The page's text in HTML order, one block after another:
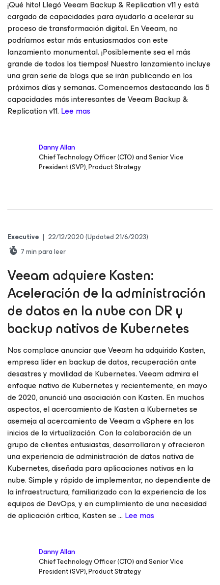
¡Qué hito! Llegó Veeam Backup & Replication v11 y está
cargado de capacidades para ayudarlo a acelerar su
proceso de transformación digital. En Veeam, no
podríamos estar más entusiasmados con este
lanzamiento monumental. ¡Posiblemente sea el más
grande de todos los tiempos! Nuestro lanzamiento incluye
una gran serie de blogs que se irán publicando en los
próximos días y semanas. Comencemos destacando las 5
capacidades más interesantes de Veeam Backup &
Replication v11. Lee mas
Danny Allan
Chief Technology Officer (CTO) and Senior Vice
President (SVP), Product Strategy
Executive | 22/12/2020(Updated 21/6/2023)
7min para leer
Veeam adquiere Kasten:
Aceleración de la administración
de datos en la nube con DR y
backup nativos de Kubernetes
Nos complace anunciar que Veeam ha adquirido Kasten,
empresa líder en backup de datos, recuperación ante
desastres y movilidad de Kubernetes. Veeam admira el
enfoque nativo de Kubernetes y recientemente, en mayo
de 2020, anunció una asociación con Kasten. En muchos
aspectos, el acercamiento de Kasten a Kubernetes se
asemeja al acercamiento de Veeam a vSphere en los
inicios de la virtualización. Con la colaboración de un
grupo de clientes entusiastas, desarrollaron y ofrecieron
una experiencia de administración de datos nativa de
Kubernetes, diseñada para aplicaciones nativas en la
nube. Simple y rápido de implementar, no dependiente de
la infraestructura, familiarizado con la experiencia de los
equipos de DevOps, y en cumplimiento de una necesidad
de aplicación crítica, Kasten se ... Lee mas
Danny Allan
Chief Technology Officer (CTO) and Senior Vice
President (SVP), Product Strategy